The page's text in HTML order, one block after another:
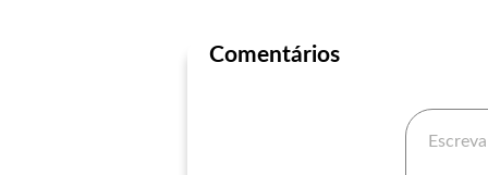
Comentários